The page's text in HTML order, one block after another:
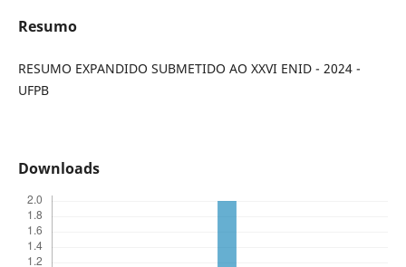
Resumo
RESUMO EXPANDIDO SUBMETIDO AO XXVI ENID - 2024 -
UFPB
Downloads